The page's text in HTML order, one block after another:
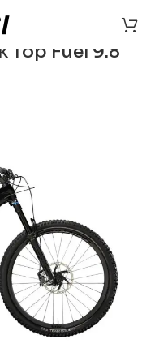
Top Fuel 9.8